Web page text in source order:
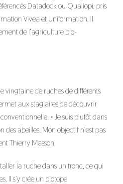
Datadock ou Qualiopi, pris
Vivea et Uniformation. Il
de l’agriculture bio-
vingtaine de ruches de différents
aux stagiaires de découvrir
« Je suis plutôt dans
des abeilles. Mon objectif n’est pas
Thierry Masson.
la ruche dans un tronc, ce qui
Il s’y crée un biotope